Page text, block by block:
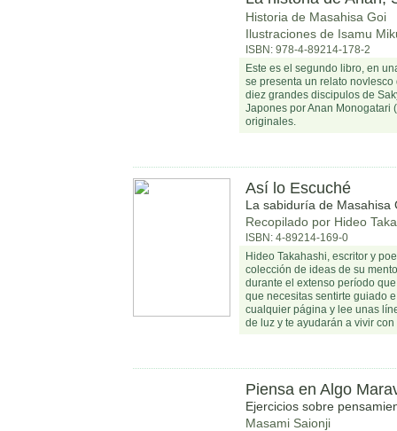
Historia de Masahisa Goi
Ilustraciones de Isamu
ISBN: 978-4-89214-178-2
Este es el segundo libro, en
se presenta un relato
diez grandes discipulos de
Japones por Anan Monogatari
originales.
Así lo Escuché
La sabiduría de Masahisa
Recopilado por Hideo
ISBN: 4-89214-169-0
Hideo Takahashi, escritor y
colección de ideas de su
durante el extenso período
que necesitas sentirte guiado
cualquier página y lee unas
de luz y te ayudarán a vivir
Piensa en Algo
Ejercicios sobre
Masami Saionji